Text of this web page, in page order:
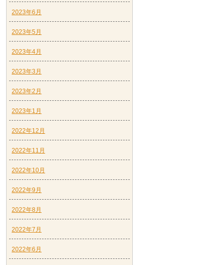
2023年6月
2023年5月
2023年4月
2023年3月
2023年2月
2023年1月
2022年12月
2022年11月
2022年10月
2022年9月
2022年8月
2022年7月
2022年6月